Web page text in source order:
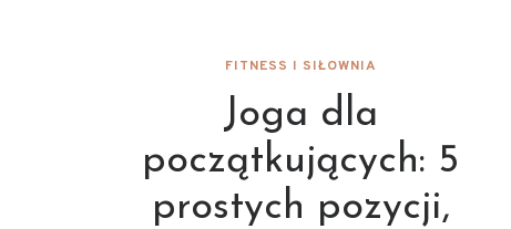
FITNESS I SIŁOWNIA
Joga dla
początkujących: 5
prostych pozycji,